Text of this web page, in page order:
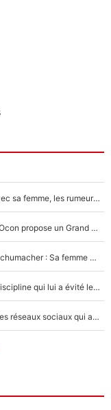
F1 : Charles Leclerc surpris par les paparazzis avec sa femme, les rumeurs étaient vraies !
Comme pour le final du Tour de France, Esteban Ocon propose un Grand Prix de Formule 1 à Paris : «Autour de l’Arc de Triomphe, ce serait génial» !
Nouvelle rumeur autour de la santé de Michael Schumacher : Sa femme Corinna sort du silence
F1 - Lewis Hamilton victime de harcèlement, la discipline qui lui a évité le pire : «J'aurais probablement mal tourné»
Lewis Hamilton : Le talent inattendu dévoilé sur les réseaux sociaux qui a impressionné Kim Kardashian pendant leurs vacances en amoureux !